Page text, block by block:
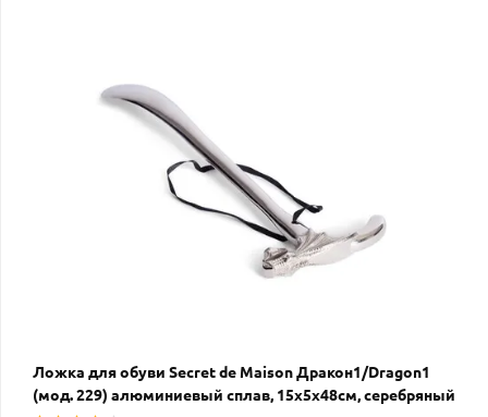
Ложка для обуви Secret de Maison Дракон1/Dragon1
(мод. 229) алюминиевый сплав, 15х5х48см, серебряный